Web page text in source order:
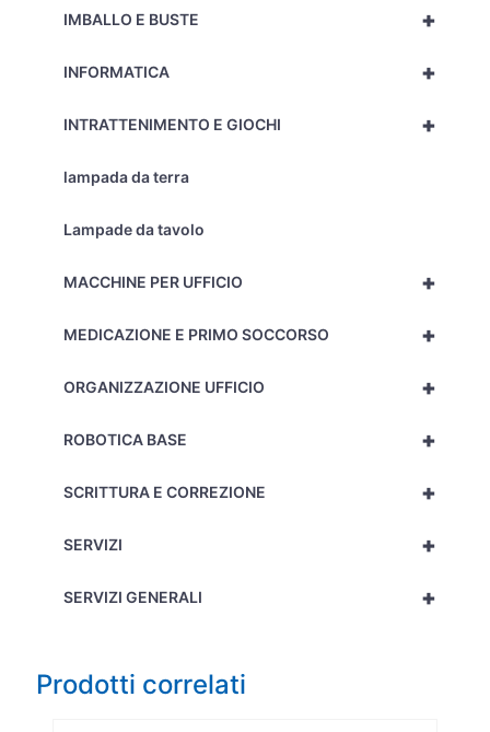
+
IMBALLO E BUSTE
+
INFORMATICA
+
INTRATTENIMENTO E GIOCHI
lampada da terra
Lampade da tavolo
+
MACCHINE PER UFFICIO
+
MEDICAZIONE E PRIMO SOCCORSO
+
ORGANIZZAZIONE UFFICIO
+
ROBOTICA BASE
+
SCRITTURA E CORREZIONE
+
SERVIZI
+
SERVIZI GENERALI
Prodotti correlati